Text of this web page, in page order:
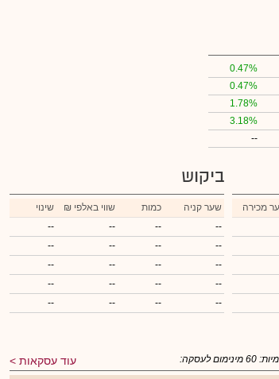
0.47%
0.47%
1.78%
3.18%
--
מכירה
ביקוש
שער קניה כמות ₪ שווי באלפי
שינוי
--
--
--
--
--
--
--
--
--
--
--
--
--
--
--
--
--
--
--
--
עוד עסקאות 60 מינימום לעסקה: